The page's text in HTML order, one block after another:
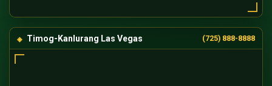
Timog-Kanlurang Las Vegas (725) 888-8888